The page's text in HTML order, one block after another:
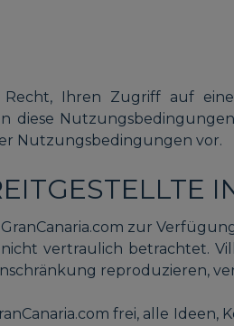
Recht, Ihren Zugriff auf
diese
Nutzungsbedingungen vor.
zur
vertraulich betrachtet.
reproduzieren,
frei, alle